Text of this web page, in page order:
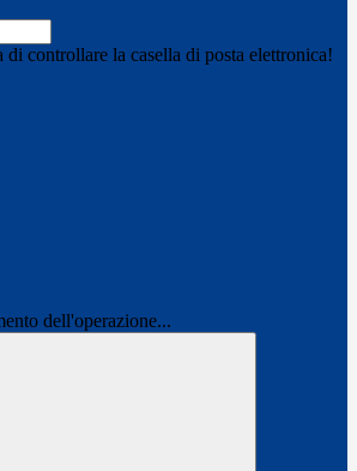
controllare la casella di posta elettronica!
dell'operazione...